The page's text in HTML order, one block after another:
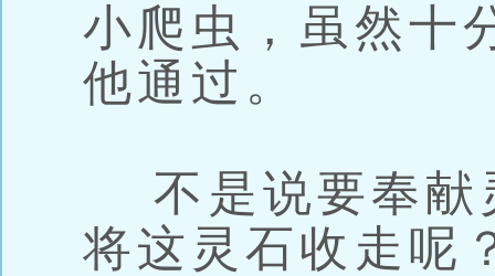
小爬虫，虽然十
他通过。
不是说要奉献
将这灵石收走呢